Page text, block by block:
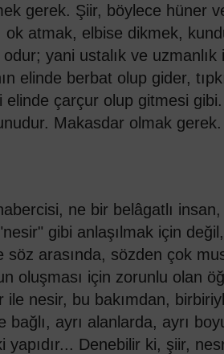
gerek. Şiir, böylece hüner
ok atmak, elbise dikmek,
yani ustalık ve uzmanlık
elinde berbat olup gider,
elinde çarçur olup gitmesi
Makasdar olmak gerek.
ne bir belâgatlı
gibi anlaşılmak için
arasında, sözden çok
oluşması için zorunlu olan
nesir, bu bakımdan,
bağlı, ayrı alanlarda, ayrı
yapıdır... Denebilir ki, şiir,